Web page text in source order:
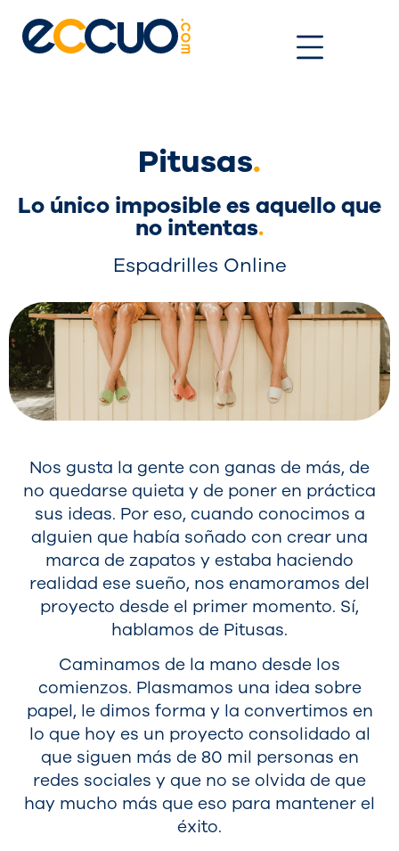
contenido
Pitusas.
Lo único imposible es aquello que
no intentas.
Espadrilles Online
Nos gusta la gente con ganas de más, de
no quedarse quieta y de poner en práctica
sus ideas. Por eso, cuando conocimos a
alguien que había soñado con crear una
marca de zapatos y estaba haciendo
realidad ese sueño, nos enamoramos del
proyecto desde el primer momento. Sí,
hablamos de Pitusas.
Caminamos de la mano desde los
comienzos. Plasmamos una idea sobre
papel, le dimos forma y la convertimos en
lo que hoy es un proyecto consolidado al
que siguen más de 80 mil personas en
redes sociales y que no se olvida de que
hay mucho más que eso para mantener el
éxito.